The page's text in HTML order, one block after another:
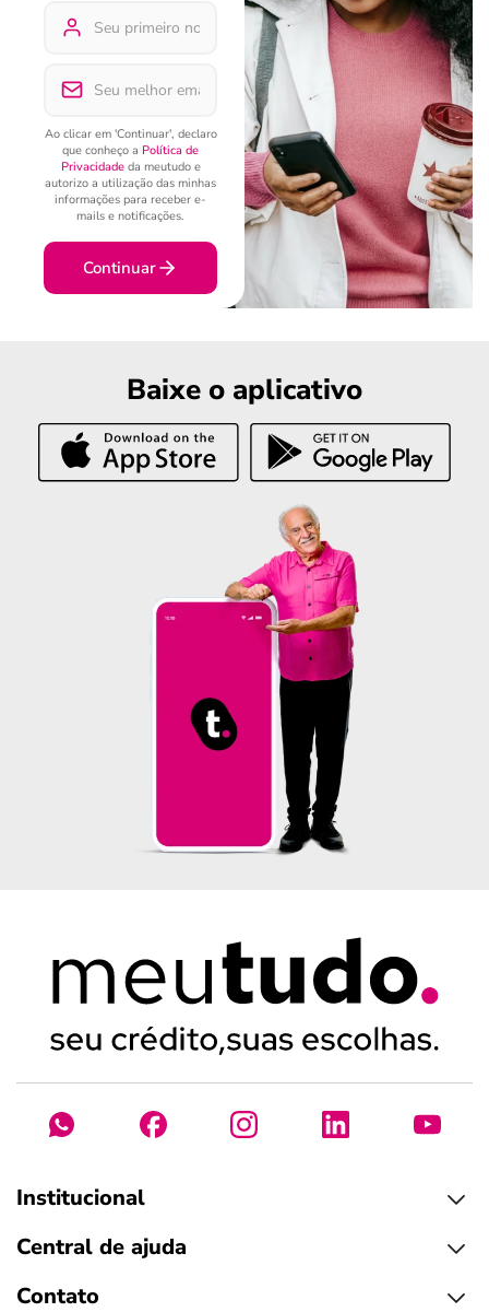
Ao clicar em 'Continuar', declaro
que conheço a Política de
Privacidadeda meutudo e
autorizo a utilização das minhas
informações para receber e-
mails e notificações.
Continuar
Baixe o aplicativo
Institucional
Central de ajuda
Contato